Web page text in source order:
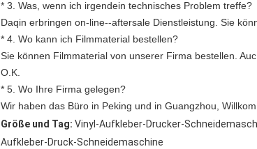
* 3. Was, wenn ich irgendein technisches Problem treffe?
Daqin erbringen on-line--aftersale Dienstleistung. Sie
* 4. Wo kann ich Filmmaterial bestellen?
Sie können Filmmaterial von unserer Firma bestellen.
O.K.
* 5. Wo Ihre Firma gelegen?
Wir haben das Büro in Peking und in Guangzhou,
Größe und Tag: Vinyl-Aufkleber-Drucker-
Aufkleber-Druck-Schneidemaschine